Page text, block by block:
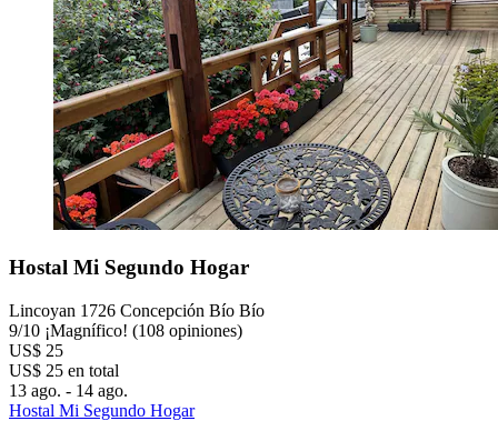
Hostal Mi Segundo Hogar
Lincoyan 1726 Concepción Bío Bío
9/10 ¡Magnífico! (108 opiniones)
US$ 25
US$ 25 en total
13 ago. - 14 ago.
Hostal Mi Segundo Hogar